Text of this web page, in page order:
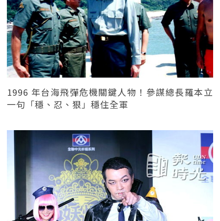
1996 年台海飛彈危機關鍵人物！參謀總長羅本立
一句「穩、忍、狠」穩住全軍